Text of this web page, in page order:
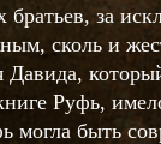
за
сколь и
Руфь,
могла быть